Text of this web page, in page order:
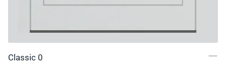
Classic 0